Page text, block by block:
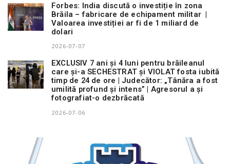
Forbes: India discută o investiție în zona
Brăila – fabricare de echipament militar |
Valoarea investiției ar fi de 1 miliard de
dolari
2026-07-07
EXCLUSIV 7 ani și 4 luni pentru brăileanul
care și-a SECHESTRAT și VIOLAT fosta iubită
timp de 24 de ore | Judecător: „Tânăra a fost
umilită profund și intens” | Agresorul a și
fotografiat-o dezbrăcată
2026-07-06